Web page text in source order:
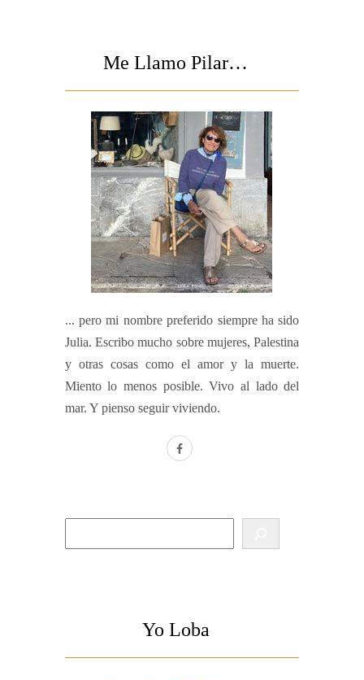
Me Llamo Pilar…
... pero mi nombre preferido siempre ha sido
Julia. Escribo mucho sobre mujeres, Palestina
y otras cosas como el amor y la muerte.
Miento lo menos posible. Vivo al lado del
mar. Y pienso seguir viviendo.
facebook
Yo Loba